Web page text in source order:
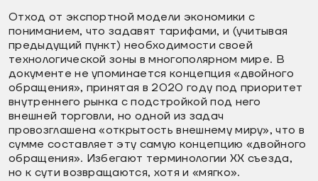
Отход от экспортной модели экономики с
пониманием, что задавят тарифами, и (учитывая
предыдущий пункт) необходимости своей
технологической зоны в многополярном мире. В
документе не упоминается концепция «двойного
обращения», принятая в 2020 году под приоритет
внутреннего рынка с подстройкой под него
внешней торговли, но одной из задач
провозглашена «открытость внешнему миру», что в
сумме составляет эту самую концепцию «двойного
обращения». Избегают терминологии XX съезда,
но к сути возвращаются, хотя и «мягко».